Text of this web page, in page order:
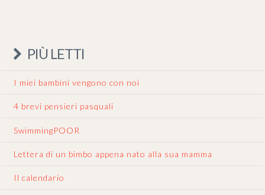
PIÙ LETTI
I miei bambini vengono con noi
4 brevi pensieri pasquali
SwimmingPOOR
Lettera di un bimbo appena nato alla sua mamma
Il calendario